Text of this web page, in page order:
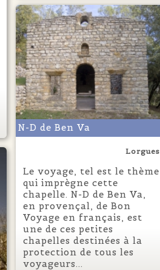
N-D de Ben Va
Lorgues
Le voyage, tel est le thème
qui imprègne cette
chapelle. N-D de Ben Va,
en provençal, de Bon
Voyage en français, est
une de ces petites
chapelles destinées à la
protection de tous les
voyageurs...